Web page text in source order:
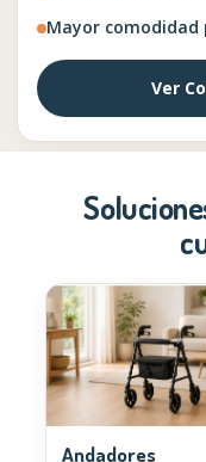
Mayor
Ver
Andadores